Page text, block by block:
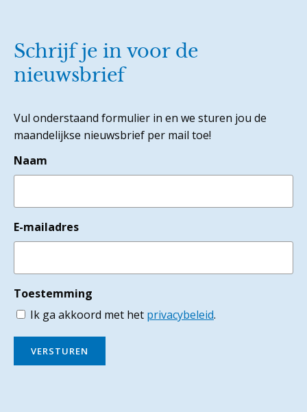
Schrijf je in voor de
nieuwsbrief
Vul onderstaand formulier in en we sturen jou de
maandelijkse nieuwsbrief per mail toe!
Naam
E-mailadres
Toestemming
Ik ga akkoord met het privacybeleid.
VERSTUREN